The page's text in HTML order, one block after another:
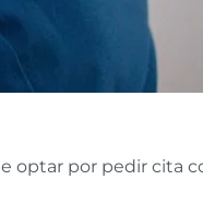
optar por pedir cita